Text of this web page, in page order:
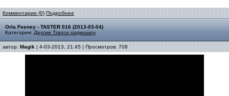
Комментарии (0) Подробнее
Orla Feeney - TASTER 016 (2013-03-04)
Категория: Другие Trance радиошоу
автор: Magik | 4-03-2013, 21:45 | Просмотров: 708